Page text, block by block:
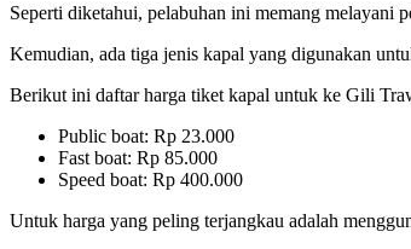
Seperti diketahui, pelabuhan ini memang
Kemudian, ada tiga jenis kapal yang digunakan
Berikut ini daftar harga tiket kapal untuk ke Gili
Public boat: Rp 23.000
Fast boat: Rp 85.000
Speed boat: Rp 400.000
Untuk harga yang peling terjangkau adalah